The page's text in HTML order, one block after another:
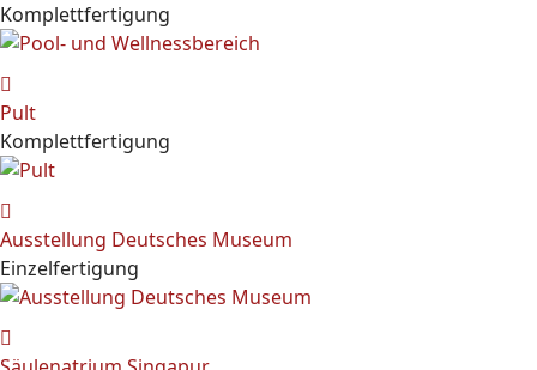
Komplettfertigung
Pult
Komplettfertigung
Ausstellung Deutsches Museum
Einzelfertigung